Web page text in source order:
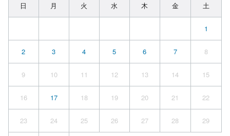
日 月 火 水 木 金 土
1
2 3 4 5 6 7 8
9 10 11 12 13 14 15
16 17 18 19 20 21 22
23 24 25 26 27 28 29